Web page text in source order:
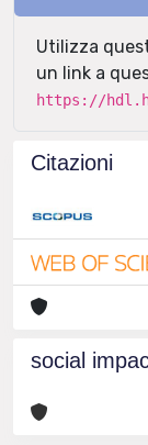
Utilizza
un link a
https://
Citazioni
social